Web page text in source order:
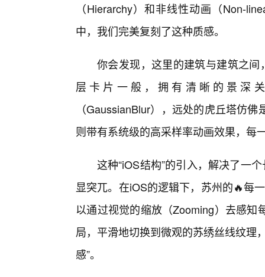
（Hierarchy）和非线性动画（Non-
中，我们完美复刻了这种质感。
你会发现，这里的建筑与建筑之
层卡片一般，拥有清晰的景深
（GaussianBlur），远处的虎丘塔仿
则带有系统级的高采样率动画效果，每
这种“iOS结构”的引入，解决了一
显突兀。在iOS的逻辑下，苏州的🔥每
以通过视觉的缩放（Zooming）去感
局，平滑地切换到微观的苏绣丝线纹理
感”。